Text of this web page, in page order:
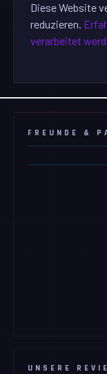
Diese Website
reduzieren.
verarbeitet
FREUNDE &
UNSERE